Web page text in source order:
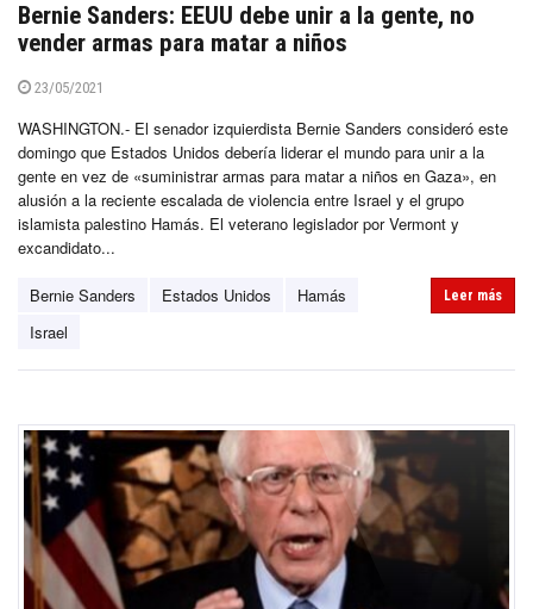
Bernie Sanders: EEUU debe unir a la gente, no
vender armas para matar a niños
23/05/2021
WASHINGTON.- El senador izquierdista Bernie Sanders consideró este
domingo que Estados Unidos debería liderar el mundo para unir a la
gente en vez de «suministrar armas para matar a niños en Gaza», en
alusión a la reciente escalada de violencia entre Israel y el grupo
islamista palestino Hamás. El veterano legislador por Vermont y
excandidato...
Bernie Sanders Estados Unidos
Hamás
Israel
Leer más